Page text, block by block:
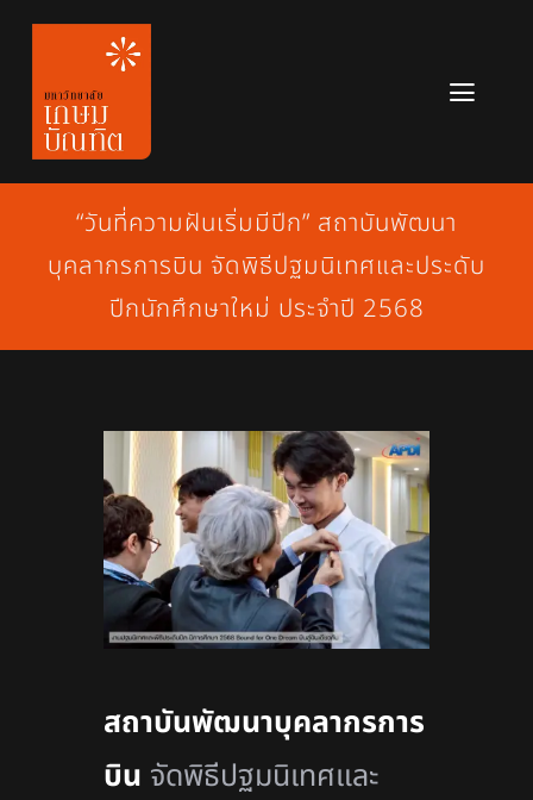
Skip
content
หลักสูตร
ข่าวสาร
เกี่ยวกับมหาวิทยาลัย
สมัครเรียน
“วันที่ความฝันเริ่มมีปีก” สถาบันพัฒนา
บุคลากรการบิน จัดพิธีปฐมนิเทศและประดับ
ปีกนักศึกษาใหม่ ประจำปี 2568
สถาบันพัฒนาบุคลากรการ
บิน จัดพิธีปฐมนิเทศและ